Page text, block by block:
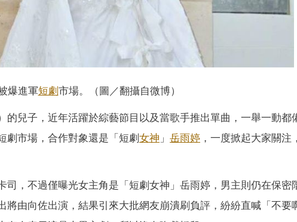
爆進軍短劇市場。（圖／翻攝自微博）
的兒子，近年活躍於綜藝節目以及當歌手推出單曲，一舉一動都
劇市場，合作對象還是「短劇女神 」 岳雨婷 ，一度掀起大家關注
司，不過僅曝光女主角是「短劇女神」岳雨婷，男主則仍在保密
將由向佐出演，結果引來大批網友崩潰刷負評，紛紛直喊「不要